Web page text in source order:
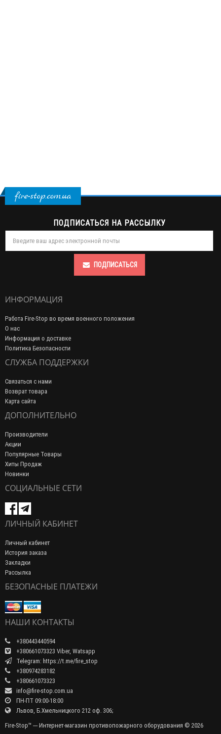
fire-stop.com.ua
ПОДПИСАТЬСЯ НА РАССЫЛКУ
ПОДПИСАТЬСЯ
ИНФОРМАЦИЯ
Работа Fire-Stop во время военного положения
О нас
Информация о доставке
Политика Безопасности
СЛУЖБА ПОДДЕРЖКИ
Связаться с нами
Возврат товара
Карта сайта
ДОПОЛНИТЕЛЬНО
Производители
Акции
Популярные Товары
Хиты Продаж
Новинки
СОЦИАЛЬНЫЕ СЕТИ
ЛИЧНЫЙ КАБИНЕТ
Личный кабинет
История заказа
Закладки
Рассылка
БЕЗОПАСНЫЕ ПЛАТЕЖИ
НАШИ КОНТАКТЫ
+380443440594
+380661073323 Viber, Watsapp
Telegram: https://t.me/fire_stop
+380974283182
+380661073323
info@fire-stop.com.ua
ПН-ПТ 09:00-18:00
Львов, Б.Хмельницкого 212 оф. 306;
Fire-Stop™ ─ Интернет-магазин противопожарного оборудования © 2026